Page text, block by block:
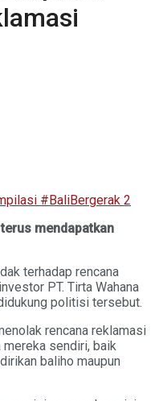
mendapatkan
terhadap rencana
PT. Tirta Wahana
politisi tersebut.
rencana reklamasi
mereka sendiri, baik
baliho maupun